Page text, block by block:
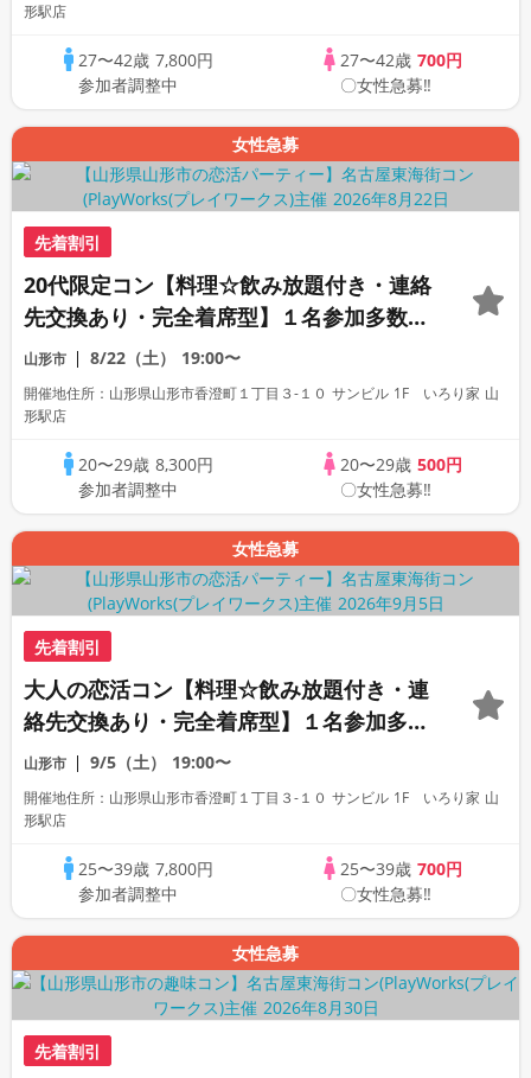
形駅店
27〜42歳 7,800円
参加者調整中
27〜42歳 700円
〇女性急募‼
女性急募
先着割引
20代限定コン【料理☆飲み放題付き・連絡
先交換あり・完全着席型】１名参加多数・
初参加も大歓迎☆プレイワークス主催☆
山形市 8/22（土） 19:00〜
開催地住所：山形県山形市香澄町１丁目３-１０ サンビル 1F いろり家 山
形駅店
20〜29歳 8,300円
参加者調整中
20〜29歳 500円
〇女性急募‼
女性急募
先着割引
大人の恋活コン【料理☆飲み放題付き・連
絡先交換あり・完全着席型】１名参加多
数・初参加も大歓迎☆プレイワークス主催
☆
山形市 9/5（土） 19:00〜
開催地住所：山形県山形市香澄町１丁目３-１０ サンビル 1F いろり家 山
形駅店
25〜39歳 7,800円
参加者調整中
25〜39歳 700円
〇女性急募‼
女性急募
先着割引